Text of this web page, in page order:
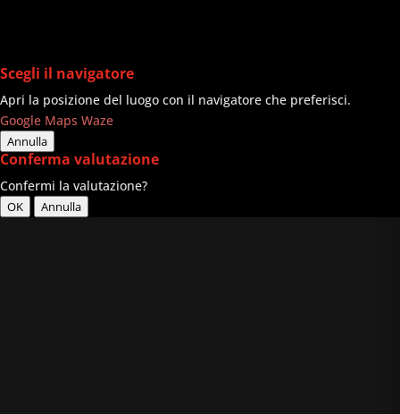
Scegli il navigatore
Apri la posizione del luogo con il navigatore che preferisci.
Google Maps Waze
Annulla
Conferma valutazione
Confermi la valutazione?
OK Annulla